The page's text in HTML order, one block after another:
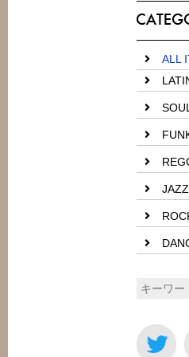
ALL
JAZZ